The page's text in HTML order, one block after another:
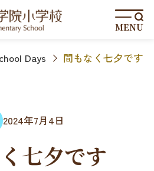
MENU
Days 間もなく七夕です
2024年7月4日
七夕です